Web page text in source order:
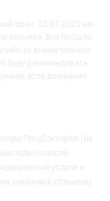
врач. 25.07.2020 им
копчика. Все прошло
за внимательное
буду рекомендовать
если возникнет
ПроДокторов (на
только после
услуги в
заказных отзывов)